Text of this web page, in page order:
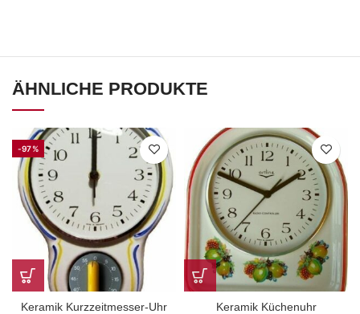
ÄHNLICHE PRODUKTE
-97%
Keramik Kurzzeitmesser-Uhr
Keramik Küchenuhr